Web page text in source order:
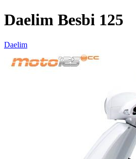
Daelim Besbi 125
Daelim